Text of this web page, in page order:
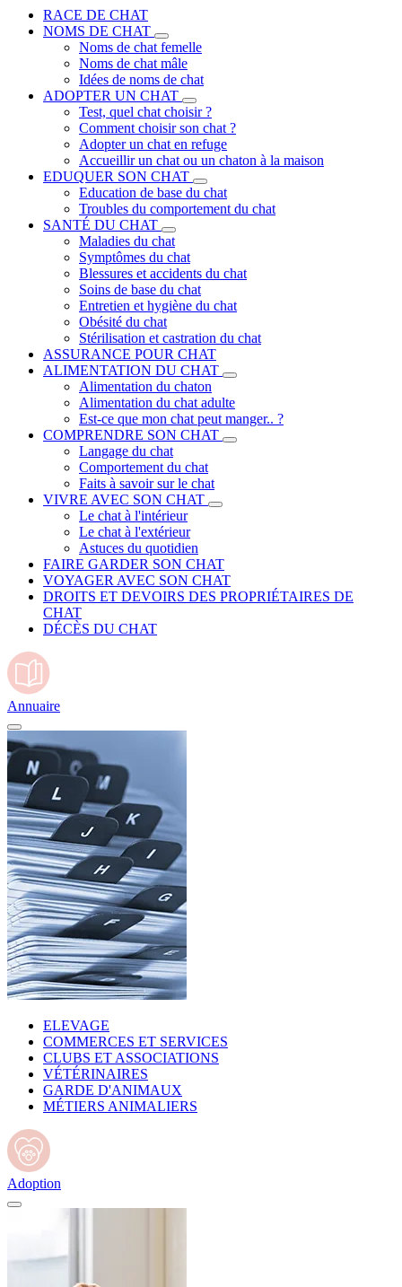
RACE DE CHAT
NOMS DE CHAT
Noms de chat femelle
Noms de chat mâle
Idées de noms de chat
ADOPTER UN CHAT
Test, quel chat choisir ?
Comment choisir son chat ?
Adopter un chat en refuge
Accueillir un chat ou un chaton à la maison
EDUQUER SON CHAT
Education de base du chat
Troubles du comportement du chat
SANTÉ DU CHAT
Maladies du chat
Symptômes du chat
Blessures et accidents du chat
Soins de base du chat
Entretien et hygiène du chat
Obésité du chat
Stérilisation et castration du chat
ASSURANCE POUR CHAT
ALIMENTATION DU CHAT
Alimentation du chaton
Alimentation du chat adulte
Est-ce que mon chat peut manger.. ?
COMPRENDRE SON CHAT
Langage du chat
Comportement du chat
Faits à savoir sur le chat
VIVRE AVEC SON CHAT
Le chat à l'intérieur
Le chat à l'extérieur
Astuces du quotidien
FAIRE GARDER SON CHAT
VOYAGER AVEC SON CHAT
DROITS ET DEVOIRS DES PROPRIÉTAIRES DE
CHAT
DÉCÈS DU CHAT
Annuaire
ELEVAGE
COMMERCES ET SERVICES
CLUBS ET ASSOCIATIONS
VÉTÉRINAIRES
GARDE D'ANIMAUX
MÉTIERS ANIMALIERS
Adoption